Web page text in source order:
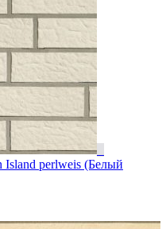
Island perlweis (Белый